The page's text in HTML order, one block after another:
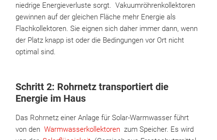
niedrige Energieverluste sorgt. Vakuumröhrenkollektoren
gewinnen auf der gleichen Fläche mehr Energie als
Flachkollektoren. Sie eignen sich daher immer dann, wenn
der Platz knapp ist oder die Bedingungen vor Ort nicht
optimal sind.
Schritt 2: Rohrnetz transportiert die
Energie im Haus
Das Rohrnetz einer Anlage für Solar-Warmwasser führt
von den Warmwasserkollektoren zum Speicher. Es wird